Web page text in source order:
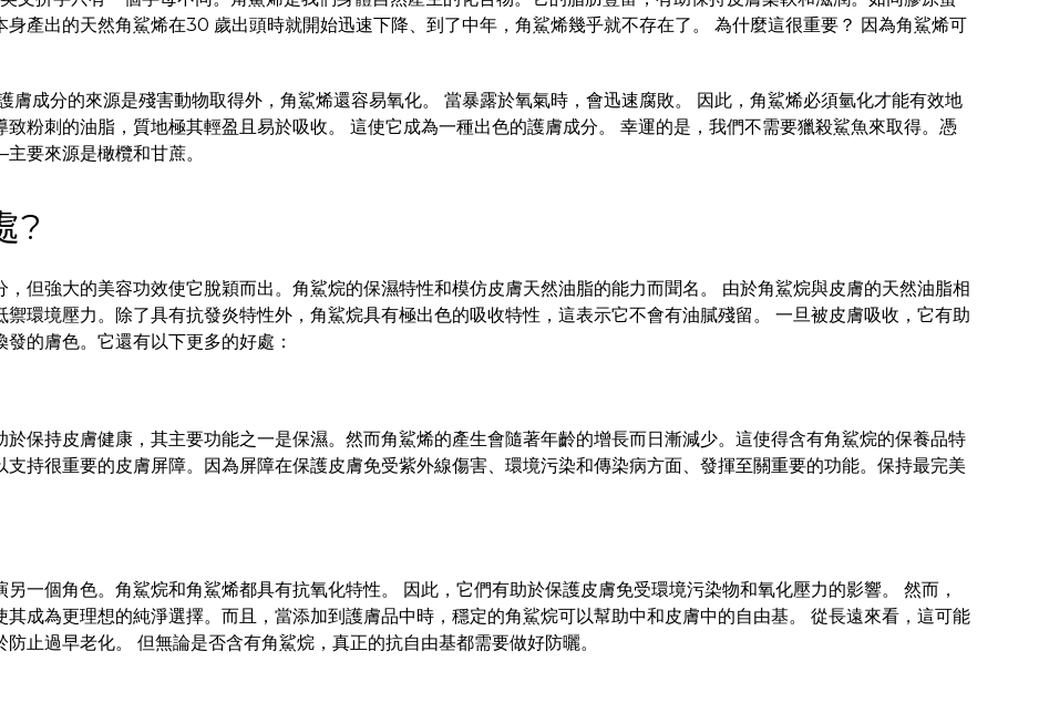
身產出的天然角鯊烯在30 歲出頭時就開始迅速下降、到了中年，角鯊烯幾乎就不存在了。 為什麼這很重要？ 因為角鯊烯可
膚成分的來源是殘害動物取得外，角鯊烯還容易氧化。 當暴露於氧氣時，會迅速腐敗。 因此，角鯊烯必須氫化才能有效地
致粉刺的油脂，質地極其輕盈且易於吸收。 這使它成為一種出色的護膚成分。 幸運的是，我們不需要獵殺鯊魚來取得。憑
要來源是橄欖和甘蔗。
?
但強大的美容功效使它脫穎而出。角鯊烷的保濕特性和模仿皮膚天然油脂的能力而聞名。 由於角鯊烷與皮膚的天然油脂相
環境壓力。 除了具有抗發炎特性外，角鯊烷具有極出色的吸收特性，這表示它不會有油膩殘留。 一旦被皮膚吸收，它有助
的膚色。它還有以下更多的好處：
保持皮膚健康，其主要功能之一是保濕。然而角鯊烯的產生會隨著年齡的增長而日漸減少。這使得含有角鯊烷的保養品特
持很重要的皮膚屏障。因為屏障在保護皮膚免受紫外線傷害、環境污染和傳染病方面、發揮至關重要的功能。保持最完美
一個角色。角鯊烷和角鯊烯都具有抗氧化特性。 因此，它們有助於保護皮膚免受環境污染物和氧化壓力的影響。 然而，
成為更理想的純淨選擇。 而且，當添加到護膚品中時，穩定的角鯊烷可以幫助中和皮膚中的自由基。 從長遠來看，這可能
止過早老化。 但無論是否含有角鯊烷，真正的抗自由基都需要做好防曬。